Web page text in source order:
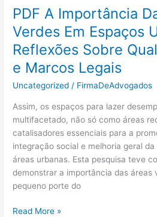
e
estacionamento?
O
que
mito
e
nisso?
PDF A Importância
Verdes Em Espaços
Reflexões Sobre
e Marcos Legais
Uncategorized / FirmaDeAdvogados
Assim, os espaços para lazer
multifacetado, não só como áreas
catalisadores essenciais para a
integração social e melhoria geral
áreas urbanas. Esta pesquisa teve
demonstrar a importância das áreas
pequeno porte do
PDF
Read More »